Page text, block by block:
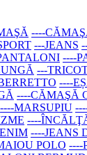
----
---JEANS
----
---
----
----CĂMAŞĂ
----MARSUPIU
----
----JEANS
POLO ----